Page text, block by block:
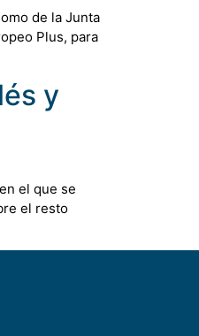
de la Junta
Plus, para
y
el que se
el resto